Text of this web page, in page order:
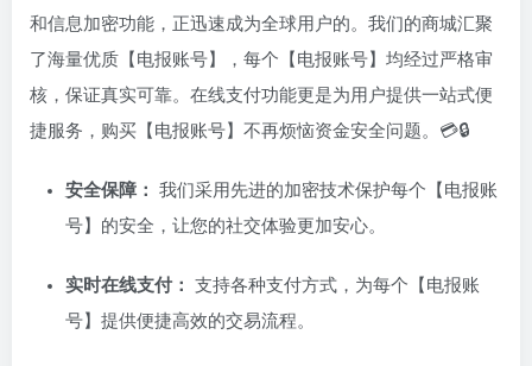
和信息加密功能，正迅速成为全球用户的。我们的商城汇聚
了海量优质【电报账号】，每个【电报账号】均经过严格审
核，保证真实可靠。在线支付功能更是为用户提供一站式便
捷服务，购买【电报账号】不再烦恼资金安全问题。💳🔒
安全保障：
我们采用先进的加密技术保护每个【电报账
号】的安全，让您的社交体验更加安心。
实时在线支付：
支持各种支付方式，为每个【电报账
号】提供便捷高效的交易流程。